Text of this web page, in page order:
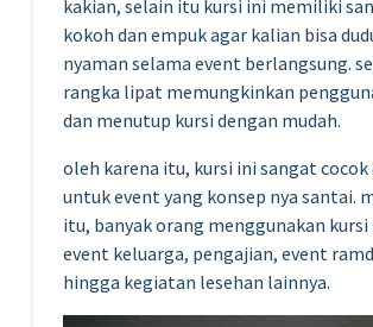
kakian, selain itu kursi ini memiliki
kokoh dan empuk agar kalian bisa
nyaman selama event berlangsung.
rangka lipat memungkinkan
dan menutup kursi dengan mudah.
oleh karena itu, kursi ini sangat cocok
untuk event yang konsep nya santai.
itu, banyak orang menggunakan
event keluarga, pengajian, event
hingga kegiatan lesehan lainnya.